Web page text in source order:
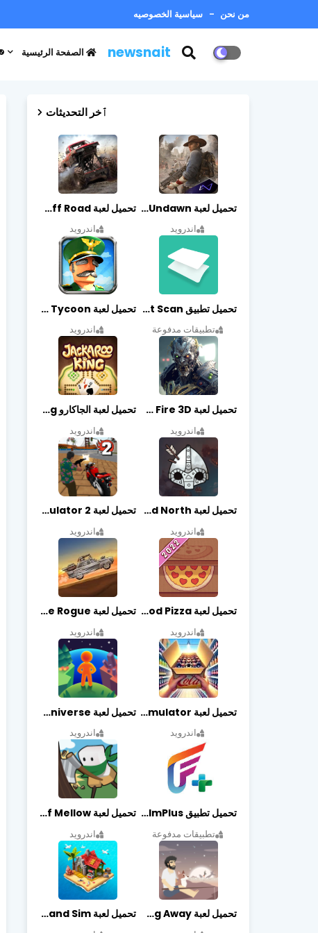
من نحن سياسية الخصوصيه
newsnait الصفحة الرئيسية
ٱخر التحديثات
تحميل لعبة Undawn مهكرة للأندرويد أخر إصدار | تحميل مباشر + موارد غير محدودة
اندرويد
تحميل لعبة Trucks Off Road مهكرة اخر اصدار
اندرويد
تحميل تطبيق vFlat Scan مهكر آخر إصدار
تطبيقات مدفوعة
تحميل لعبة Idle Military SCH Tycoon مهكرة آخر إصدار
اندرويد
تحميل لعبة Zombie Fire 3D مهكرة آخر إصدار
اندرويد
تحميل لعبة الجاكارو jackaroo king آخر إصدار
اندرويد
تحميل لعبة Bad North مهكرة آخر إصدار
اندرويد
تحميل لعبة Vegas crime simulator 2 مهكرة اخر اصدار
اندرويد
تحميل لعبة Good Pizza مهكرة اخر اصدار
اندرويد
تحميل لعبة Earn to Die Rogue مهكرة اخر اصدار
اندرويد
تحميل لعبة Retail Store Simulator مهكرة اخر اصدار
اندرويد
تحميل لعبة My Little Universe مهكرة أخر إصدار
اندرويد
تحميل تطبيق FilmPlus أخر إصدار
تطبيقات مدفوعة
تحميل لعبة Life of Mellow مهكرة أخر إصدار
اندرويد
تحميل لعبة Casting Away مهكرة أخر إصدار تحميل لعبة Fantasy Island Sim مهكرة أخر إصدار